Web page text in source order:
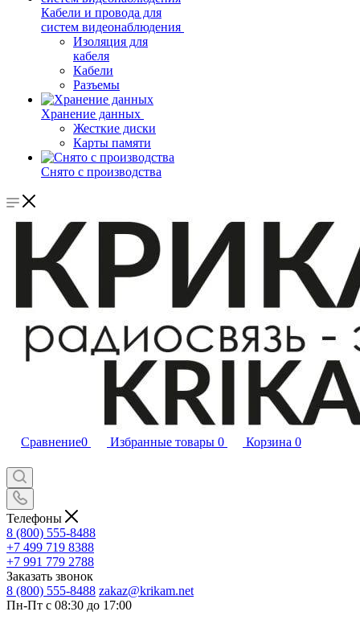
Кабели и провода для
систем видеонаблюдения
Изоляция для
кабеля
Кабели
Разъемы
Хранение данных
Жесткие диски
Карты памяти
Снято с производства
Сравнение0 Избранные товары 0 Корзина 0
Телефоны
8 (800) 555-8488
+7 499 719 8388
+7 991 779 2788
Заказать звонок
8 (800) 555-8488 zakaz@krikam.net
Пн-Пт с 08:30 до 17:00